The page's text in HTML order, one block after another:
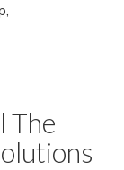
The